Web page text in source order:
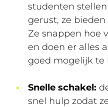
studenten
gerust, ze
Ze snappen hoe
en doen er alles
goed mogelijk te
Snelle schakel:
snel hulp zodat